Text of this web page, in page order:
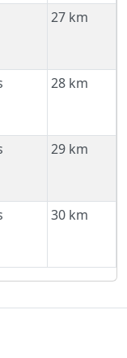
27 km
28 km
29 km
30 km